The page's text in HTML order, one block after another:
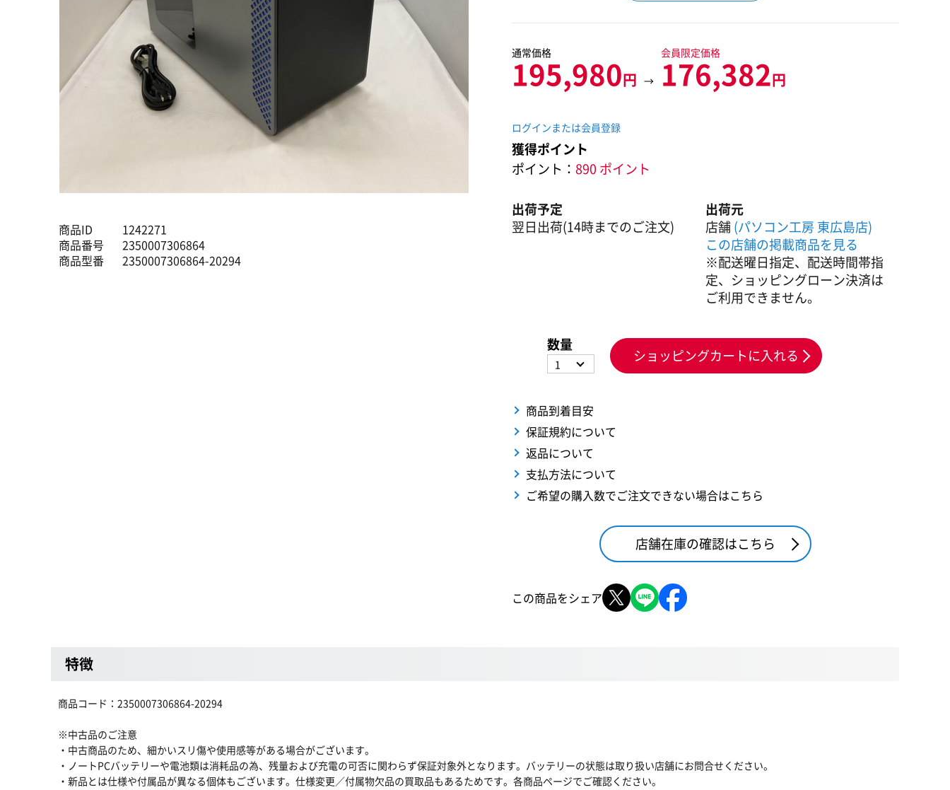
商品ID
1242271
商品番号
2350007306864
商品型番
2350007306864-20294
通常価格
195,980円 →
会員限定価格
176,382円
ログインまたは会員登録
獲得ポイント
ポイント： 890 ポイント
出荷予定
翌日出荷(14時までのご注文)
出荷元
店舗(パソコン工房 東広島店)
この店舗の掲載商品を見る
※配送曜日指定、配送時間帯指
定、ショッピングローン決済は
ご利用できません。
数量
1 ショッピングカートに入れる
商品到着目安
保証規約について
返品について
支払方法について
ご希望の購入数でご注文できない場合はこちら
店舗在庫の確認はこちら
この商品をシェア
特徴
商品コード：2350007306864-20294
※中古品のご注意
・中古商品のため、細かいスリ傷や使用感等がある場合がございます。
・ノートPCバッテリーや電池類は消耗品の為、残量および充電の可否に関わらず保証対象外となります。バッテリーの状態は取り扱い店舗にお問合せください。
・新品とは仕様や付属品が異なる個体もございます。仕様変更／付属物欠品の買取品もあるためです。各商品ページでご確認ください。